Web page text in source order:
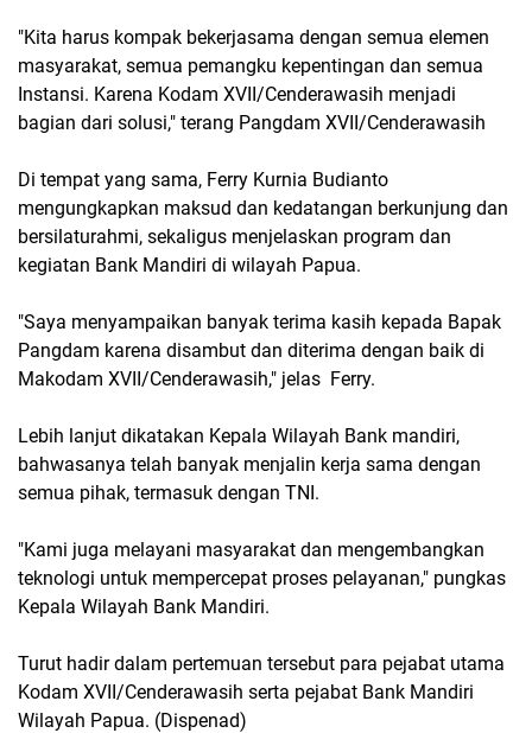
"Kita harus kompak bekerjasama dengan semua elemen
masyarakat, semua pemangku kepentingan dan semua
Instansi. Karena Kodam XVII/Cenderawasih menjadi
bagian dari solusi," terang Pangdam XVII/Cenderawasih
Di tempat yang sama, Ferry Kurnia Budianto
mengungkapkan maksud dan kedatangan berkunjung dan
bersilaturahmi, sekaligus menjelaskan program dan
kegiatan Bank Mandiri di wilayah Papua.
"Saya menyampaikan banyak terima kasih kepada Bapak
Pangdam karena disambut dan diterima dengan baik di
Makodam XVII/Cenderawasih," jelas Ferry.
Lebih lanjut dikatakan Kepala Wilayah Bank mandiri,
bahwasanya telah banyak menjalin kerja sama dengan
semua pihak, termasuk dengan TNI.
"Kami juga melayani masyarakat dan mengembangkan
teknologi untuk mempercepat proses pelayanan," pungkas
Kepala Wilayah Bank Mandiri.
Turut hadir dalam pertemuan tersebut para pejabat utama
Kodam XVII/Cenderawasih serta pejabat Bank Mandiri
Wilayah Papua. (Dispenad)